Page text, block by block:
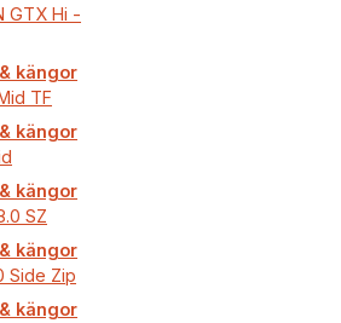
GTX Hi -
kängor
TF
kängor
kängor
SZ
kängor
Side Zip
kängor